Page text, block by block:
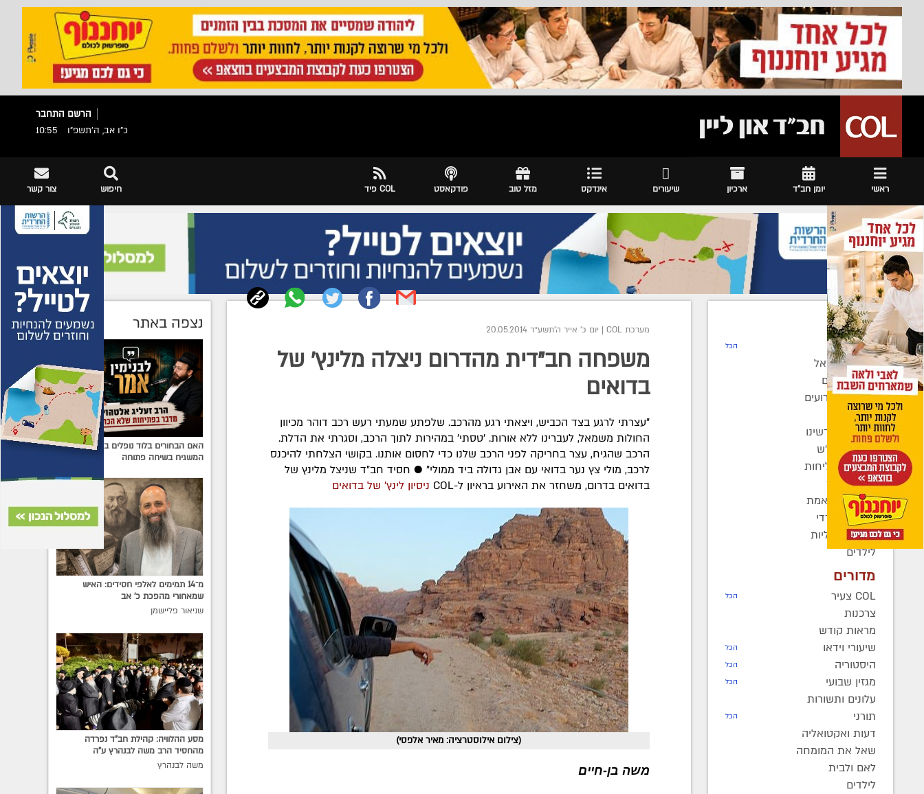
הרשם התחבר
כ"ו אב, ה׳תשפ״ו
10:55
ראשי יומן חב"ד ארכיון שיעורים אינדקס מזל טוב פודקאסט COL פיד צור קשר חיפוש
חדשות
רדיו COL הכל
חב"ד בישראל
חב"ד בעולם
כינוסים ואירועים
קהילות
בחצרות קדשינו
שמחות אנ"ש
יוצאים לשליחות
נשות חב"ד
ברוך דיין האמת
בעולם החרדי
חדשות כלליות
לילדים
מדורים
COL צעיר הכל
צרכנות
מראות קודש
שיעורי וידאו
הכל
היסטוריה הכל
מגזין שבועי הכל
עלונים ותשורות
תורני
הכל
דעות ואקטואליה
שאל את המומחה
לאם ולבית
לילדים
מערכת COL | יום כ' אייר ה׳תשע״ד 20.05.2014
משפחה חב"דית מהדרום ניצלה מלינץ' של
בדואים
"עצרתי לרגע בצד הכביש, ויצאתי רגע מהרכב. שלפתע שמעתי רעש רכב דוהר מכיוון
החולות משמאל, לעברינו ללא אורות. 'טסתי' במהירות לתוך הרכב, וסגרתי את הדלת.
הרכב שהגיח, עצר בחריקה לפני הרכב שלנו כדי לחסום אותנו. בקושי הצלחתי להיכנס
לרכב, מולי צץ נער בדואי עם אבן גדולה ביד ממולי" ● חסיד חב"ד שניצל מלינץ של
בדואים בדרום, משחזר את האירוע בראיון ל-COL
ניסיון לינץ' של בדואים
(צילום אילוסטרציה: מאיר אלפסי)
משה בן-חיים
נצפה באתר
האם הבחורים בלוד נופלים בין הכיסאות?
המשגיח בשיחה פתוחה
מ־14 תמימים לאלפי חסידים: האיש
שמאחורי מהפכת כ׳ אב
שניאור פליישמן
מסע ההלוויה: קהילת חב"ד נפרדה
מהחסיד הרב משה לבנהרץ ע"ה
משה לבנהרץ